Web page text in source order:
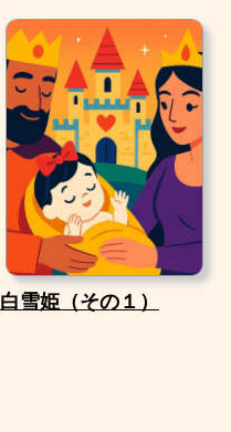
白雪姫（その１）